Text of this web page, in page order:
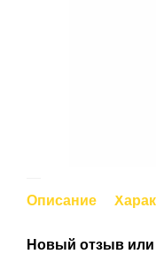
Описание
Новый отзыв